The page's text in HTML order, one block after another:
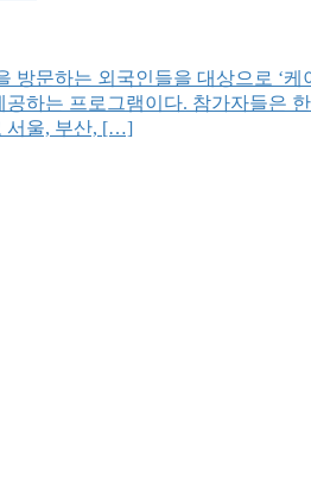
방문하는 외국인들을 대상으로 ‘
하는 프로그램이다. 참가자들은
서울, 부산, […]